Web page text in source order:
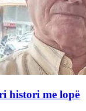
histori me lopë